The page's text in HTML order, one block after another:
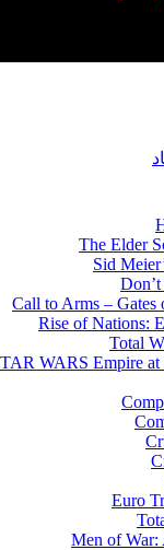
The Elder
Sid
Call to Arms –
Rise of Nations:
Total
WARS Empire
Euro
Men of War: